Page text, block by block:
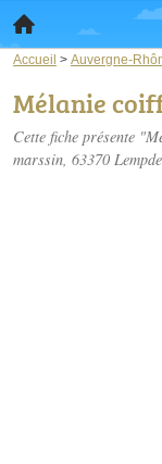
Accueil > Auvergne-
Mélanie
Cette fiche présente
marssin, 63370